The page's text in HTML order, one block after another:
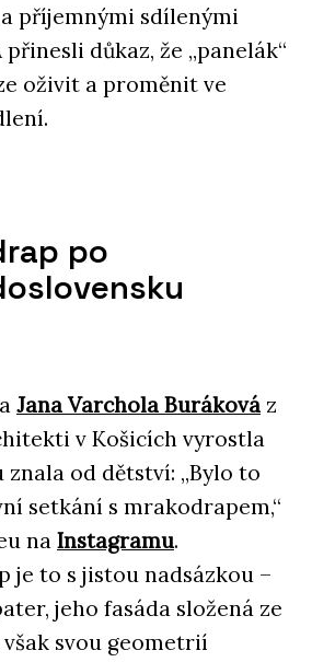
příjemnými sdílenými
důkaz, že „panelák“
oživit a proměnit ve
po
Jana Varchola Buráková z
v Košicích vyrostla
znala od dětství: „Bylo to
setkání s mrakodrapem,“
na Instagramu.
je to s jistou nadsázkou –
jeho fasáda složená ze
svou geometrií